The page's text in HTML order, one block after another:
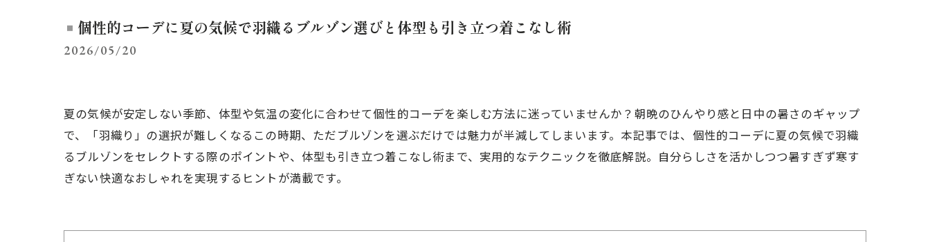
個性的コーデに夏の気候で羽織るブルゾン選びと体型も引き立つ着こなし術
2026/05/20
夏の気候が安定しない季節、体型や気温の変化に合わせて個性的コーデを楽しむ方法に迷っていませんか？朝晩のひんやり感と日中の暑さのギャップ
で、「羽織り」の選択が難しくなるこの時期、ただブルゾンを選ぶだけでは魅力が半減してしまいます。本記事では、個性的コーデに夏の気候で羽織
るブルゾンをセレクトする際のポイントや、体型も引き立つ着こなし術まで、実用的なテクニックを徹底解説。自分らしさを活かしつつ暑すぎず寒す
ぎない快適なおしゃれを実現するヒントが満載です。